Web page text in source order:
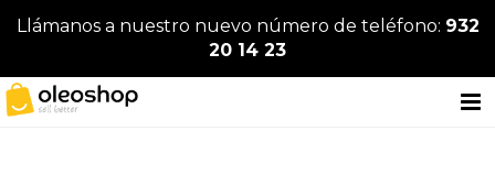
Llámanos a nuestro nuevo número de teléfono: 932
20 14 23